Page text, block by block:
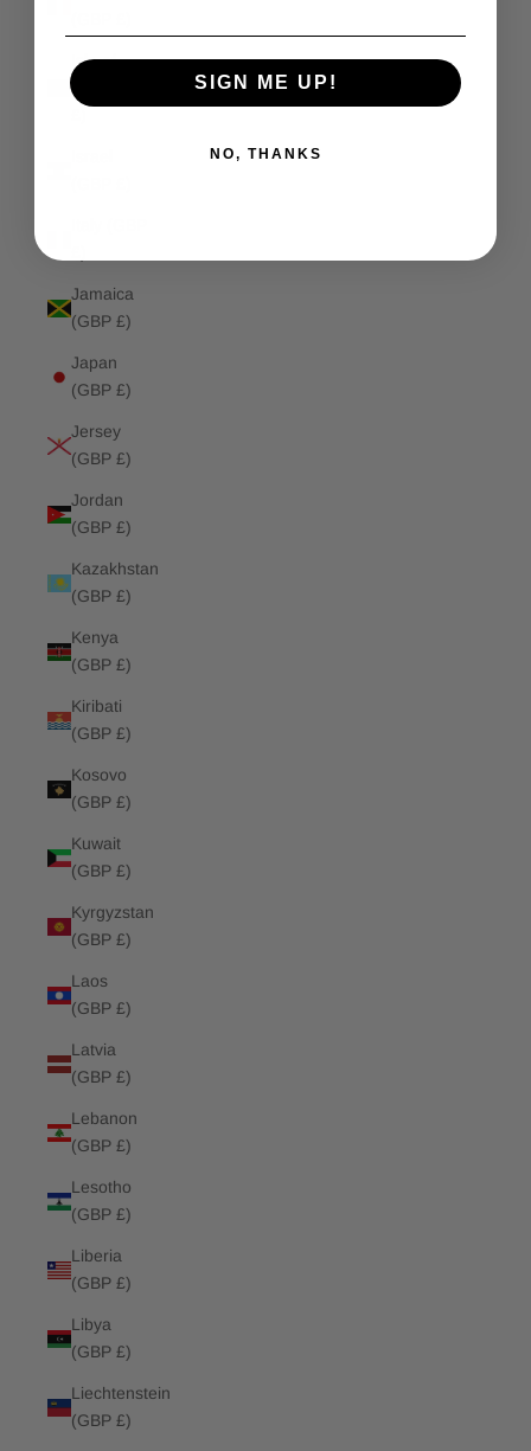
Isle of
Man (GBP
Jamaica
(GBP £)
Japan
(GBP £)
Jersey
(GBP £)
Jordan
(GBP £)
Kazakhstan
(GBP £)
Kenya
(GBP £)
Kiribati
(GBP £)
Kosovo
(GBP £)
Kuwait
(GBP £)
Kyrgyzstan
(GBP £)
Laos
(GBP £)
Latvia
(GBP £)
Lebanon
(GBP £)
Lesotho
(GBP £)
Liberia
(GBP £)
Libya
(GBP £)
Liechtenstein
(GBP £)
SIGN ME UP!
NO, THANKS